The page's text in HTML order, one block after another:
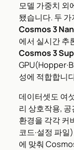
모델 가중치 외
됐습니다. 두
Cosmos 3
에서 실시간 추
Cosmos 3
성에 적합합니
데이터셋도 여
리 상호작용,
환경을 각각 커
코드·설정 파
에 맞춰